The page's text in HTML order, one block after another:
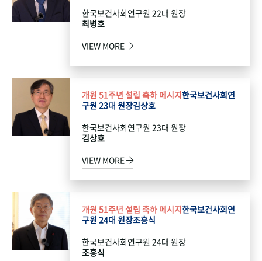
한국보건사회연구원 22대 원장
최병호
VIEW MORE
개원 51주년 설립 축하 메시지한국보건사회연
구원 23대 원장김상호
한국보건사회연구원 23대 원장
김상호
VIEW MORE
개원 51주년 설립 축하 메시지한국보건사회연
구원 24대 원장조흥식
한국보건사회연구원 24대 원장
조흥식